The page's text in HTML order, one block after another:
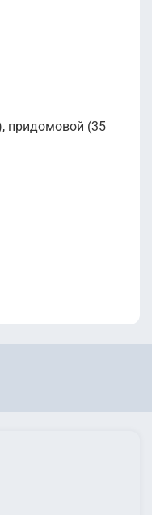
придомовой (35